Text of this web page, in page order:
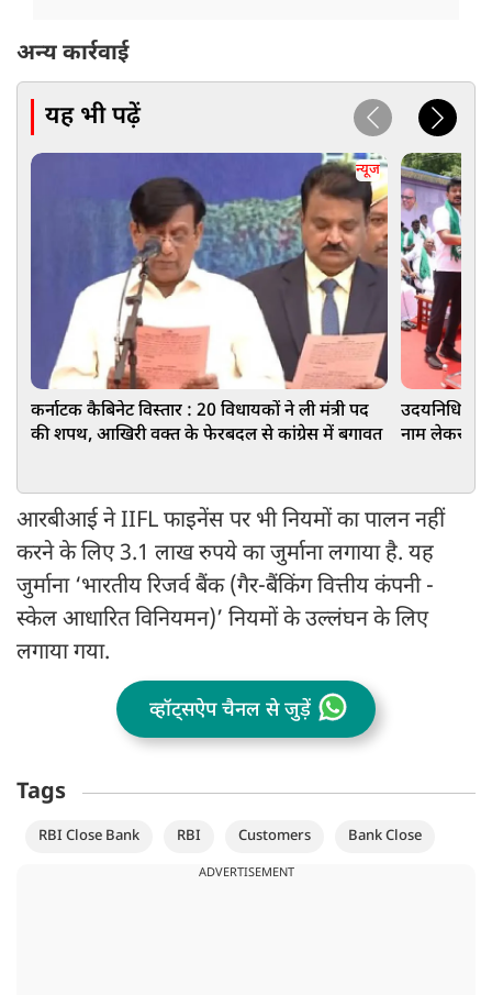
अन्य कार्रवाई
यह भी पढ़ें
न्यूज
कर्नाटक कैबिनेट विस्तार : 20 विधायकों ने ली मंत्री पद
की शपथ, आखिरी वक्त के फेरबदल से कांग्रेस में बगावत
उदयनिधि
नाम लेकर की
आरबीआई ने IIFL फाइनेंस पर भी नियमों का पालन नहीं
करने के लिए 3.1 लाख रुपये का जुर्माना लगाया है. यह
जुर्माना ‘भारतीय रिजर्व बैंक (गैर-बैंकिंग वित्तीय कंपनी -
स्केल आधारित विनियमन)’ नियमों के उल्लंघन के लिए
लगाया गया.
व्हॉट्सऐप चैनल से जुड़ें
Tags
RBI Close Bank RBI Customers Bank Close
ADVERTISEMENT